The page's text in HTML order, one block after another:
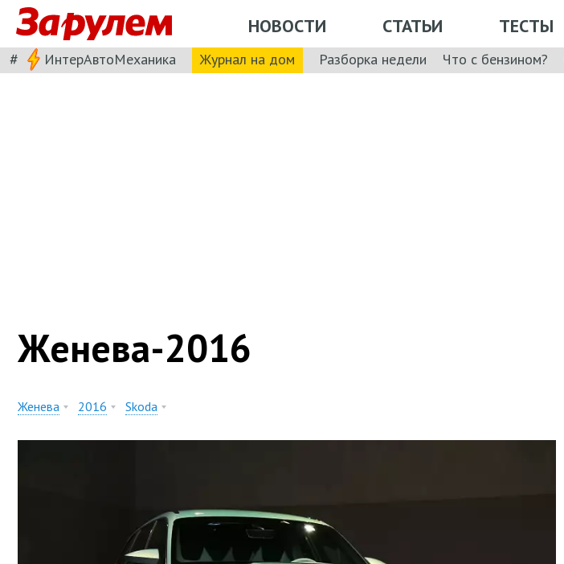
НОВОСТИ СТАТЬИ ТЕСТЫ
# ИнтерАвтоМеханика Журнал на дом Разборка недели Что с бензином?
Женева-2016
Женева 2016 Skoda